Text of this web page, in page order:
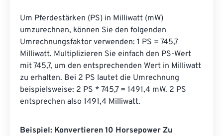
Um Pferdestärken (PS) in Milliwatt (mW)
umzurechnen, können Sie den folgenden
Umrechnungsfaktor verwenden: 1 PS = 745,7
Milliwatt. Multiplizieren Sie einfach den PS-Wert
mit 745,7, um den entsprechenden Wert in Milliwatt
zu erhalten. Bei 2 PS lautet die Umrechnung
beispielsweise: 2 PS * 745,7 = 1491,4 mW. 2 PS
entsprechen also 1491,4 Milliwatt.
Beispiel: Konvertieren 10 Horsepower Zu